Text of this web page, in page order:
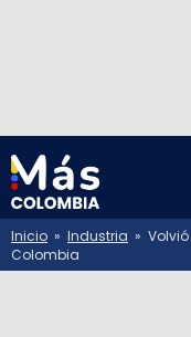
Inicio » Industria »
Colombia